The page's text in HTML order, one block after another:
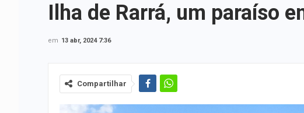
Ilha de Rarrá, um paraíso
em 13 abr, 2024 7:36
Compartilhar